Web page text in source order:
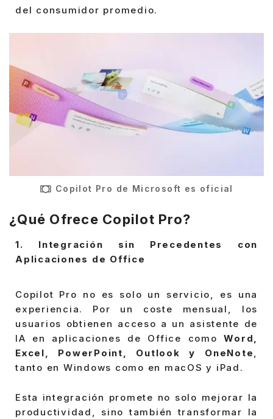
del consumidor promedio.
Copilot Pro de Microsoft es oficial
¿Qué Ofrece Copilot Pro?
1. Integración sin Precedentes con
Aplicaciones de Office
Copilot Pro no es solo un servicio, es una
experiencia. Por un coste mensual, los
usuarios obtienen acceso a un asistente de
IA en aplicaciones de Office comoWord,
Excel, PowerPoint, Outlook y OneNote
tanto en Windows como en macOS y iPad.
Esta integración promete no solo mejorar la
productividad, sino también transformar la